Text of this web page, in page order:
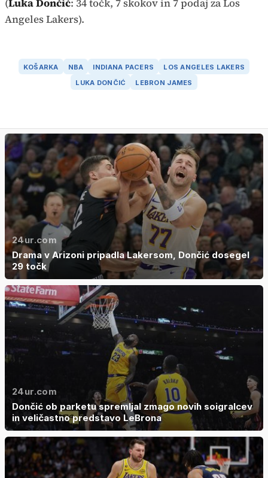
(Luka Dončić: 34 točk, 7 skokov in 7 podaj za Los
Angeles Lakers).
KOŠARKA NBA INDIANA PACERS
LOS ANGELES LAKERS
LUKA DONČIĆ
LEBRON JAMES
24ur.com
Drama v Arizoni pripadla Lakersom, Dončić dosegel
29 točk
24ur.com
Dončić ob parketu spremljal zmago novih soigralcev
in veličastno predstavo LeBrona